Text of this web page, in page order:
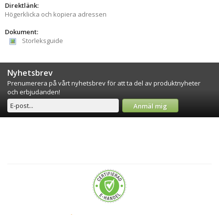
Direktlänk:
Högerklicka och kopiera adressen
Dokument:
Storleksguide
Nyhetsbrev
Prenumerera på vårt nyhetsbrev för att ta del av produktnyheter
och erbjudanden!
Anmäl mig